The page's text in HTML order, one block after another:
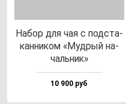
Набор для чая с под­ста­
кан­ни­ком «Муд­рый на­
чаль­ник»
10 900 руб